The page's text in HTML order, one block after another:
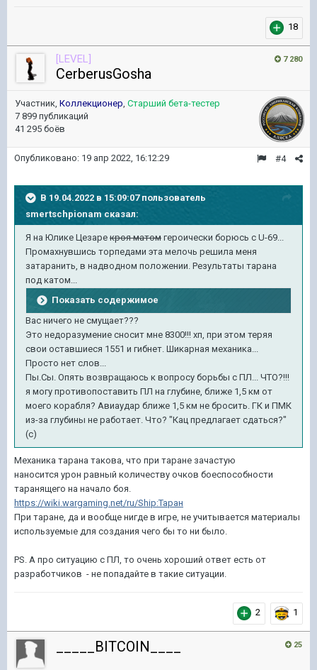
18
7 280
[LEVEL]
CerberusGosha
Участник, Коллекционер, Старший бета-тестер
7 899 публикаций
41 295 боёв
#4
Опубликовано: 19 апр 2022, 16:12:29
В 19.04.2022 в 15:09:07 пользователь
smertschpionam сказал:
Я на Юлике Цезаре кроя матом героически борюсь с U-69...
Промахнувшись торпедами эта мелочь решила меня
затаранить, в надводном положении. Результаты тарана
под катом...
Показать содержимое
Вас ничего не смущает???
Это недоразумение сносит мне 8300!!! хп, при этом теряя
свои оставшиеся 1551 и гибнет. Шикарная механика...
Просто нет слов...
Пы.Сы. Опять возвращаюсь к вопросу борьбы с ПЛ... ЧТО?!!!
я могу противопоставить ПЛ на глубине, ближе 1,5 км от
моего корабля? Авиаудар ближе 1,5 км не бросить. ГК и ПМК
из-за глубины не работает. Что? "Кац предлагает сдаться?"
(с)
Механика тарана такова, что при таране зачастую
наносится урон равный количеству очков боеспособности
таранящего на начало боя.
https://wiki.wargaming.net/ru/Ship:Таран
При таране, да и вообще нигде в игре, не учитывается материалы
используемые для создания чего бы то ни было.
PS. А про ситуацию с ПЛ, то очень хороший ответ есть от
разработчиков - не попадайте в такие ситуации.
2 1
25
_____BITCOIN____